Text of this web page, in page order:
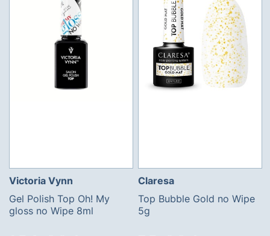
Victoria Vynn
Gel Polish Top Oh! My
gloss no Wipe 8ml
Claresa
Top Bubble Gold no Wipe
5g